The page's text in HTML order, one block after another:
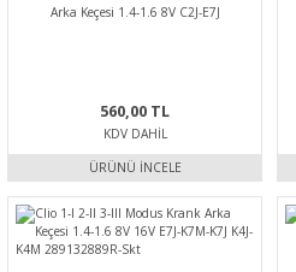
Arka Keçesi 1.4-1.6 8V C2J-E7J
560,00 TL
KDV DAHIL
ÜRÜNÜ İNCELE